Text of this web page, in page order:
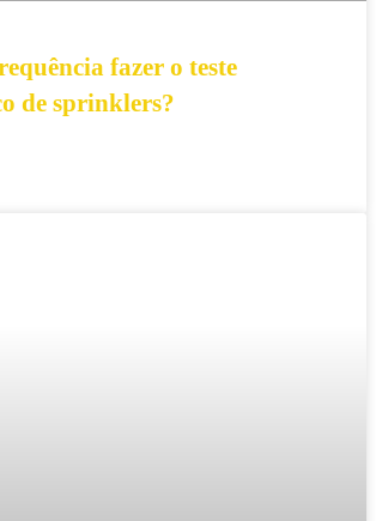
fazer o teste
de sprinklers?